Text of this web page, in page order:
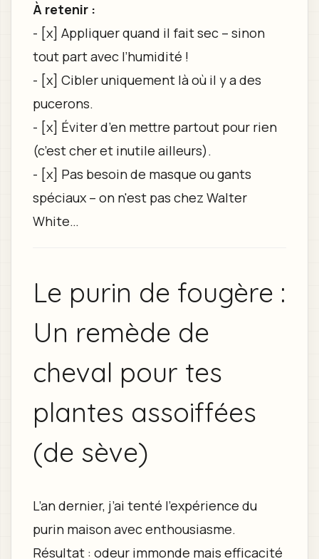
À retenir :
- [x] Appliquer quand il fait sec – sinon
tout part avec l’humidité !
- [x] Cibler uniquement là où il y a des
pucerons.
- [x] Éviter d’en mettre partout pour rien
(c’est cher et inutile ailleurs).
- [x] Pas besoin de masque ou gants
spéciaux – on n'est pas chez Walter
White…
Le purin de fougère :
Un remède de
cheval pour tes
plantes assoiffées
(de sève)
L’an dernier, j’ai tenté l’expérience du
purin maison avec enthousiasme.
Résultat : odeur immonde mais efficacité